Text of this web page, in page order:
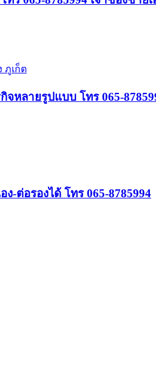
ภูเก็ต
หลายรูปแบบ โทร 065-
-ต่อรองได้ โทร 065-8785994